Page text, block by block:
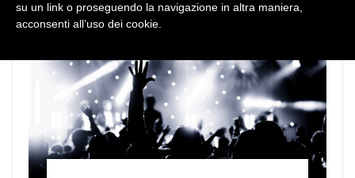
su un link o proseguendo la navigazione in altra maniera,
acconsenti all’uso dei cookie.